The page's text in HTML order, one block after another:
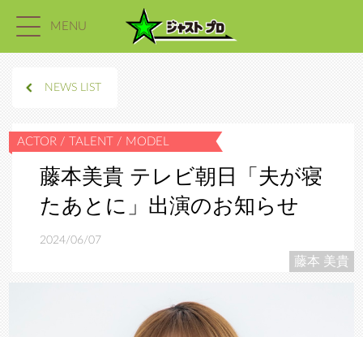
MENU
NEWS LIST
藤本美貴 テレビ朝日「夫が寝
たあとに」出演のお知らせ
2024/06/07
藤本 美貴